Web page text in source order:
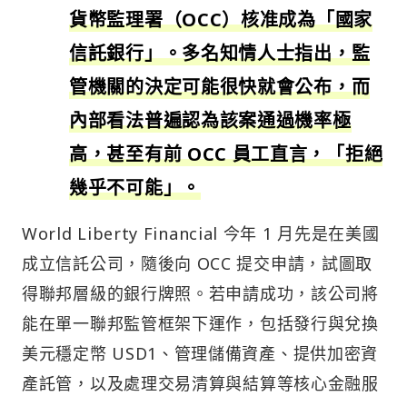
貨幣監理署（OCC）核准成為「國家
信託銀行」。多名知情人士指出，監
管機關的決定可能很快就會公布，而
內部看法普遍認為該案通過機率極
高，甚至有前 OCC 員工直言，「拒絕
幾乎不可能」。
World Liberty Financial 今年 1 月先是在美國
成立信託公司，隨後向 OCC 提交申請，試圖取
得聯邦層級的銀行牌照。若申請成功，該公司將
能在單一聯邦監管框架下運作，包括發行與兌換
美元穩定幣 USD1、管理儲備資產、提供加密資
產託管，以及處理交易清算與結算等核心金融服